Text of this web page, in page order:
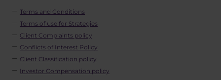
Terms and Conditions
Terms of use for Strategies
Client Complaints policy
Conflicts of Interest Policy
Client Classification policy
Investor Compensation policy